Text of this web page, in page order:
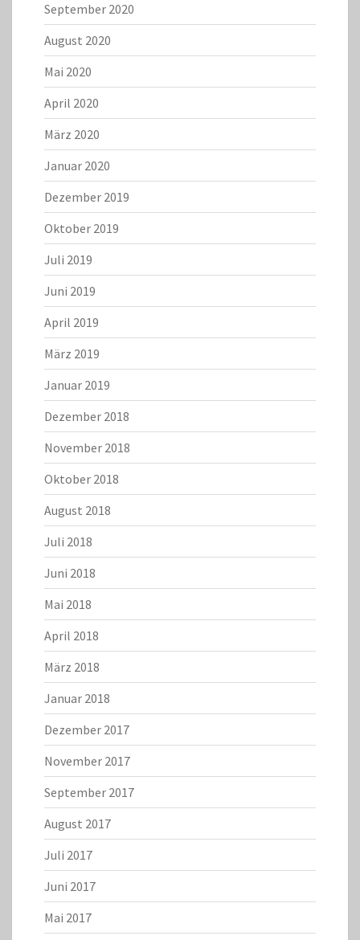
September 2020
August 2020
Mai 2020
April 2020
März 2020
Januar 2020
Dezember 2019
Oktober 2019
Juli 2019
Juni 2019
April 2019
März 2019
Januar 2019
Dezember 2018
November 2018
Oktober 2018
August 2018
Juli 2018
Juni 2018
Mai 2018
April 2018
März 2018
Januar 2018
Dezember 2017
November 2017
September 2017
August 2017
Juli 2017
Juni 2017
Mai 2017